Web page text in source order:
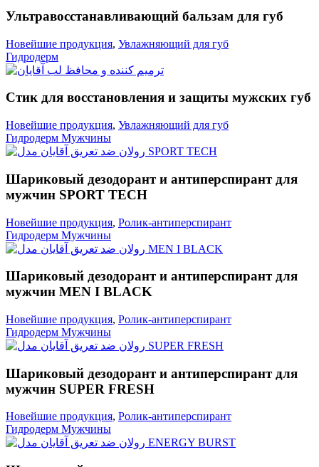
Ультравосстанавливающий бальзам для губ
Новейшие продукция, Увлажняющий для губ
Гидродерм
Стик для восстановления и защиты мужских губ
Новейшие продукция, Увлажняющий для губ
Гидродерм Мужчины
Шариковый дезодорант и антиперспирант для
мужчин SPORT TECH
Новейшие продукция, Ролик-антиперспирант
Гидродерм Мужчины
Шариковый дезодорант и антиперспирант для
мужчин MEN I BLACK
Новейшие продукция, Ролик-антиперспирант
Гидродерм Мужчины
Шариковый дезодорант и антиперспирант для
мужчин SUPER FRESH
Новейшие продукция, Ролик-антиперспирант
Гидродерм Мужчины